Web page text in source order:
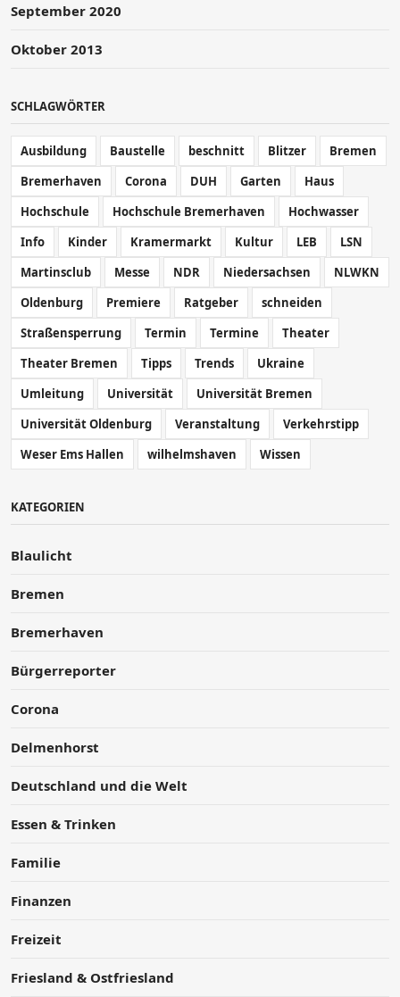
September 2020
Oktober 2013
SCHLAGWÖRTER
Ausbildung Baustelle beschnitt Blitzer
Bremen
Bremerhaven
Corona DUH Garten
Haus
Hochschule
Hochschule Bremerhaven
Hochwasser
Info
Kinder Kramermarkt Kultur LEB
LSN
Martinsclub
Messe NDR Niedersachsen
NLWKN
Oldenburg
Premiere Ratgeber
schneiden
Straßensperrung
Termin Termine
Theater
Theater Bremen
Tipps Trends
Ukraine
Umleitung
Universität
Universität Bremen
Universität Oldenburg
Veranstaltung
Verkehrstipp
Weser Ems Hallen
wilhelmshaven Wissen
KATEGORIEN
Blaulicht
Bremen
Bremerhaven
Bürgerreporter
Corona
Delmenhorst
Deutschland und die Welt
Essen & Trinken
Familie
Finanzen
Freizeit
Friesland & Ostfriesland